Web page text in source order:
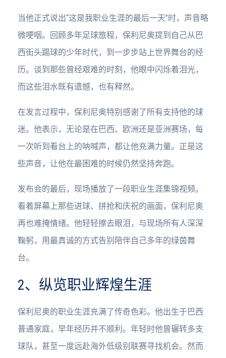
当他正式说出“这是我职业生涯的最后一天”时，声音略
微哽咽。回顾多年足球旅程，保利尼奥提到自己从巴
西街头踢球的少年时代，到一步步站上世界舞台的经
历。谈到那些曾经艰难的时刻，他眼中闪烁着泪光，
而这些泪水既有遗憾，也有释然。
在发言过程中，保利尼奥特别感谢了所有支持他的球
迷。他表示，无论是在巴西、欧洲还是亚洲赛场，每
一次听到看台上的呐喊声，都让他充满力量。正是这
些声音，让他在最困难的时候仍然坚持奔跑。
发布会的最后，现场播放了一段职业生涯集锦视频。
看着屏幕上那些进球、拼抢和庆祝的画面，保利尼奥
再也难掩情绪。他轻轻擦去眼泪，与现场所有人深深
鞠躬，用最真诚的方式告别陪伴自己多年的绿茵舞
台。
2、纵览职业辉煌生涯
保利尼奥的职业生涯充满了传奇色彩。他出生于巴西
普通家庭，早年经历并不顺利。年轻时他曾辗转多支
球队，甚至一度远赴海外低级别联赛寻找机会。然而